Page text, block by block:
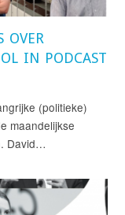
OVER
IN PODCAST
(politieke)
maandelijkse
David…